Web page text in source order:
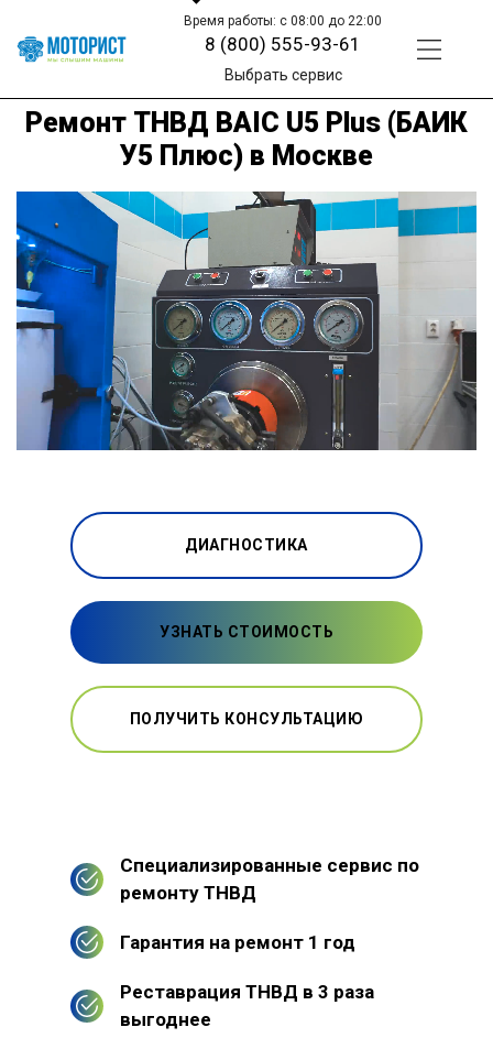
Время работы: с 08:00 до 22:00
8 (800) 555-93-61
Выбрать сервис
Ремонт ТНВД BAIC U5 Plus (БАИК
У5 Плюс) в Москве
ДИАГНОСТИКА
УЗНАТЬ СТОИМОСТЬ
ПОЛУЧИТЬ КОНСУЛЬТАЦИЮ
Специализированные сервис по
ремонту ТНВД
Гарантия на ремонт 1 год
Реставрация ТНВД в 3 раза
выгоднее